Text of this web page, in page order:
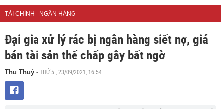
TÀI CHÍNH - NGÂN HÀNG
Đại gia xử lý rác bị ngân hàng siết nợ, giá
bán tài sản thế chấp gây bất ngờ
Thu Thuỷ - THỨ 5 , 23/09/2021, 16:54